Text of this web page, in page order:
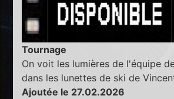
Tournage
On voit les lumières de l'équipe
dans les lunettes de ski de
Ajoutée le 27.02.2026